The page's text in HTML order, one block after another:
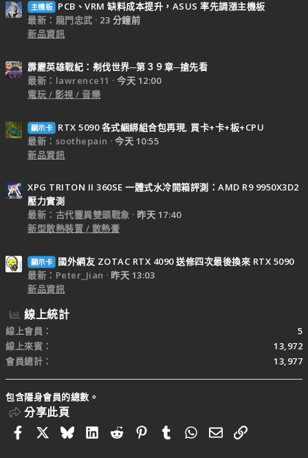
主機板
PCB、VRM 缺料成本提升，ASUS 率先調漲主機板
最新：龍門忠武
23 分鐘前
新品資訊
霹靂英雄戰紀：刜伐世界─第３９章─搶先看
最新：lawrence11
今天 12:00
電玩 / 影視 / 音樂
顯示卡
RTX 5090 各式綑綁組合包再現, 買卡+卡+板+CPU
最新：soothepain
今天 10:55
新品資訊
XPG TRITON II 360SE 一體式水冷開箱評測：AMD R9 9950X3D2
壓力實測
最新：古代靈異雙頭戰象
昨天 17:40
新型散熱裝置 / 散熱膏
顯示卡
國外網友 ZOTAC RTX 4090 送修四次最後換來 RTX 5090
最新：Peter_Jian
昨天 13:03
新品資訊
線上統計
線上會員
5
線上來賓
13,972
會員總計
13,977
包含隱身會員的總數。
分享此頁
FacebookBlueskyLinkedIn
RedditPinterestTumblrWhatsApp
電子郵件
連結